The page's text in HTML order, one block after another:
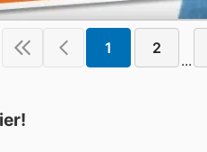
1 2
...